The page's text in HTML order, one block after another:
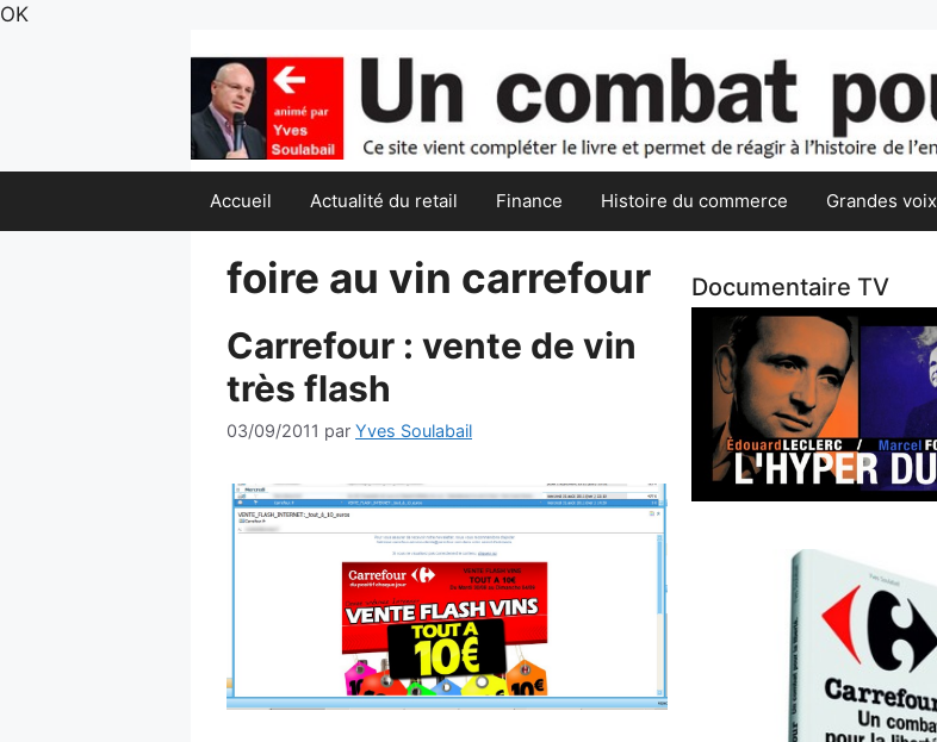
OKAller
Accueil Actualité du retail Finance Histoire du commerce Grandes voix
foire au vin carrefour
Carrefour : vente de vin
très flash
03/09/2011 par Yves Soulabail
Documentaire TV